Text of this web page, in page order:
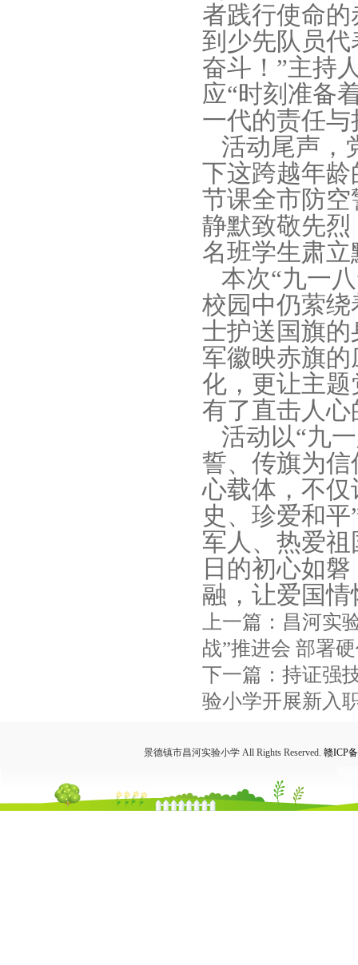
者践行使命
到少先队员
奋斗！”主持
应“时刻准备
一代的责任与
活动尾声，
下这跨越年
节课全市防
静默致敬先
名班学生肃
本次“九一
校园中仍萦
士护送国旗
军徽映赤旗
化，更让主
有了直击人
活动以“九
誓、传旗为
心载体，不
史、珍爱和
军人、热爱
日的初心如
融，让爱国
上一篇： 昌河实
战”推进会 部署
下一篇： 持证强
验小学开展新入
景德镇市昌河实验小学 All Rights Reserved. 赣ICP